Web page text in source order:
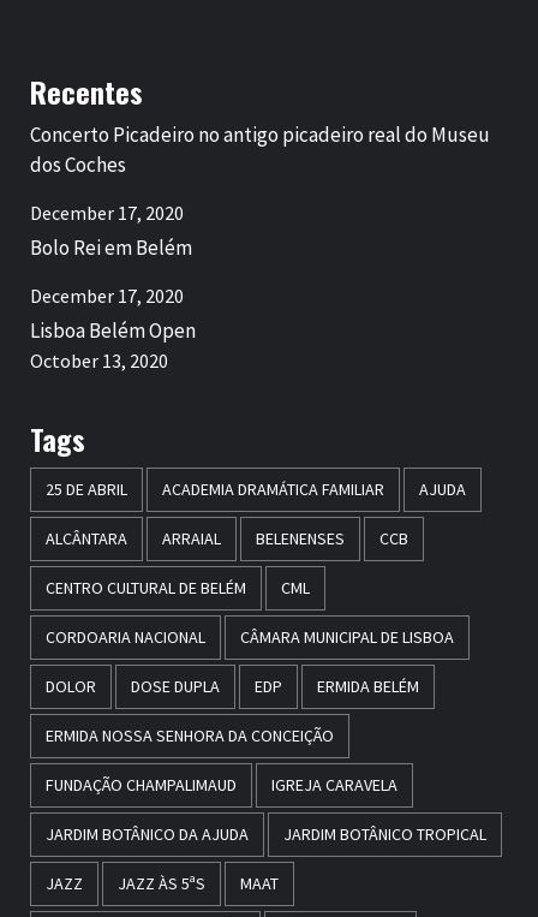
Recentes
Concerto Picadeiro no antigo picadeiro real do Museu
dos Coches
December 17, 2020
Bolo Rei em Belém
December 17, 2020
Lisboa Belém Open
October 13, 2020
Tags
25 DE ABRIL ACADEMIA DRAMÁTICA FAMILIAR AJUDA
ALCÂNTARA ARRAIAL BELENENSES CCB
CENTRO CULTURAL DE BELÉM CML
CORDOARIA NACIONAL CÂMARA MUNICIPAL DE LISBOA
DOLOR DOSE DUPLA EDP ERMIDA BELÉM
ERMIDA NOSSA SENHORA DA CONCEIÇÃO
FUNDAÇÃO CHAMPALIMAUD IGREJA CARAVELA
JARDIM BOTÂNICO DA AJUDA JARDIM BOTÂNICO TROPICAL
JAZZ JAZZ ÀS 5ªS MAAT